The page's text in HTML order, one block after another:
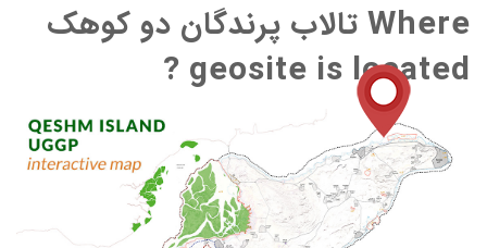
Where تالاب پرندگان دو کوهک
geosite is located ?